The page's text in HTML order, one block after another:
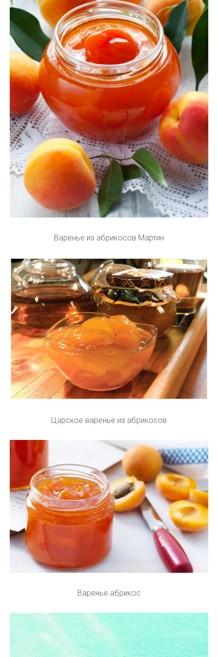
Варенье из абрикосов Мартин
Царское варенье из абрикосов
Варенье абрикос